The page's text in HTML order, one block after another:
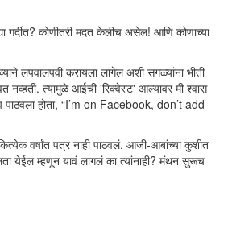
कोणीतरी मदत केलीच असेल! आणि कोणाच्या
लपवालपवी करायला लागेल अशी सगळ्यांना भीती
नव्हती. त्यामुळे आईची 'रिक्वेस्ट' आल्यावर मी श्वास
पाठवला होता, “I’m on Facebook, don’t add
वर्षांत पत्र नाही पाठवलं. आजी-आबांच्या कुशीत
येईल म्हणून यावं लागलं का त्यांनाही? मंथन सुरूच